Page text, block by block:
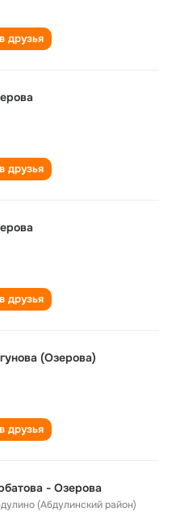
друзья
друзья
друзья
(Озерова)
друзья
- Озерова
(Абдулинский район)